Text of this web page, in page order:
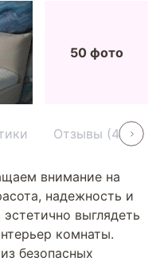
50 фото
Отзывы (40)
внимание на
надежность и
выглядеть
комнаты.
безопасных